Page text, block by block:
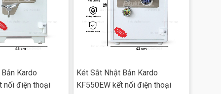
Kardo
nối điện thoại
Két Sắt Nhật Bản Kardo
KF550EW kết nối điện thoại